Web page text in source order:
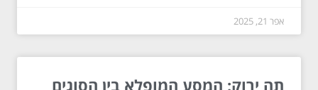
אפר 21, 2025
תה ירוק: המסע המופלא בין הסוגים